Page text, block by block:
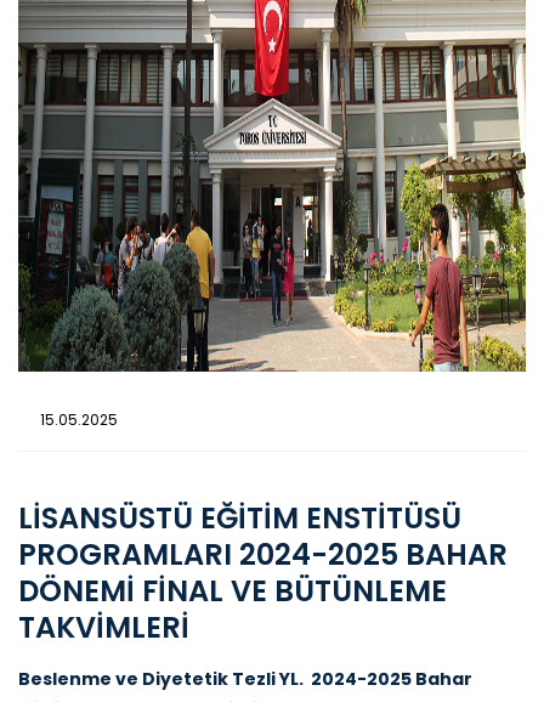
15.05.2025
LİSANSÜSTÜ EĞİTİM ENSTİTÜSÜ
PROGRAMLARI 2024-2025 BAHAR
DÖNEMİ FİNAL VE BÜTÜNLEME
TAKVİMLERİ
Beslenme ve Diyetetik Tezli YL. 2024-2025 Bahar